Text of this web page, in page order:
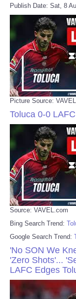
Publish Date: Sat, 8
Picture Source:
Toluca 0-0
Source: VAVEL.com
Bing Search Trend:
Google Search Trend:
'No SON We
'Zero Shots'...
LAFC Edges